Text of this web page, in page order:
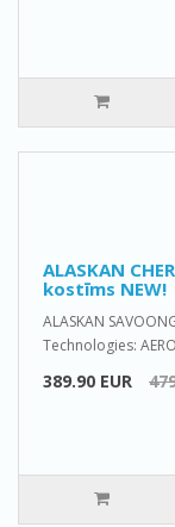
ALASKAN
kostīms NEW!
ALASKAN
Technologies:
389.90 EUR